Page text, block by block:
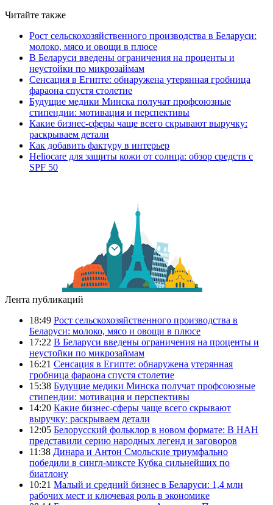
Читайте также
Рост сельскохозяйственного производства в Беларуси:
молоко, мясо и овощи в плюсе
В Беларуси введены ограничения на проценты и
неустойки по микрозаймам
Сенсация в Египте: обнаружена утерянная гробница
фараона спустя столетие
Будущие медики Минска получат профсоюзные
стипендии: мотивация и перспективы
Какие бизнес-сферы чаще всего скрывают выручку:
раскрываем детали
Как добавить фактуру в интерьер
Heliocare для защиты кожи от солнца: обзор средств с
SPF 50
Лента публикаций
18:49 Рост сельскохозяйственного производства в
Беларуси: молоко, мясо и овощи в плюсе
17:22 В Беларуси введены ограничения на проценты и
неустойки по микрозаймам
16:21 Сенсация в Египте: обнаружена утерянная
гробница фараона спустя столетие
15:38 Будущие медики Минска получат профсоюзные
стипендии: мотивация и перспективы
14:20 Какие бизнес-сферы чаще всего скрывают
выручку: раскрываем детали
12:05 Белорусский фольклор в новом формате: В НАН
представили серию народных легенд и заговоров
11:38 Динара и Антон Смольские триумфально
победили в сингл-миксте Кубка сильнейших по
биатлону
10:21 Малый и средний бизнес в Беларуси: 1,4 млн
рабочих мест и ключевая роль в экономике